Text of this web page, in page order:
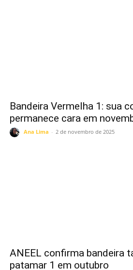
Bandeira Vermelha 1: sua
permanece cara em
Ana Lima - 2 de novembro de 2025
ANEEL confirma bandeira
patamar 1 em outubro